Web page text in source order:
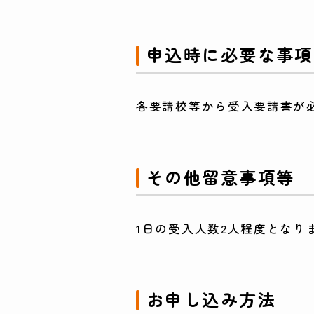
申込時に必要な事
各要請校等から受入要請書が
その他留意事項等
1日の受入人数2人程度となり
お申し込み方法